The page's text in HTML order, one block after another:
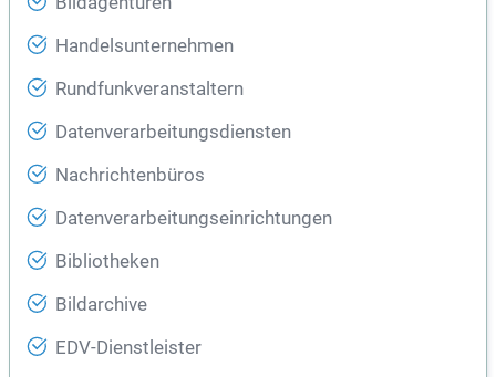
Handelsunternehmen
Rundfunkveranstaltern
Datenverarbeitungsdiensten
Nachrichtenbüros
Datenverarbeitungseinrichtungen
Bibliotheken
Bildarchive
EDV-Dienstleister